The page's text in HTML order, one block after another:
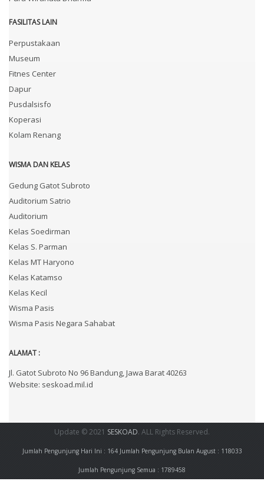
FASILITAS LAIN
Perpustakaan
Museum
Fitnes Center
Dapur
Pusdalsisfo
Koperasi
Kolam Renang
WISMA DAN KELAS
Gedung Gatot Subroto
Auditorium Satrio
Auditorium
Kelas Soedirman
Kelas S. Parman
Kelas MT Haryono
Kelas Katamso
Kelas Kecil
Wisma Pasis
Wisma Pasis Negara Sahabat
ALAMAT :
Jl. Gatot Subroto No 96 Bandung, Jawa Barat 40263
Website: seskoad.mil.id
Update © 2021 SESKOAD. ALL Rights Reserved.
Jumlah Pengunjung Hari Ini : 164 Jumlah Pengunjung Bulan August : 118033
Jumlah Pengunjung Semua : 1789458